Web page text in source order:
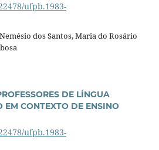
ufpb.1983-
dos Santos, Maria do Rosário
DE LÍNGUA
EM CONTEXTO DE ENSINO
ufpb.1983-